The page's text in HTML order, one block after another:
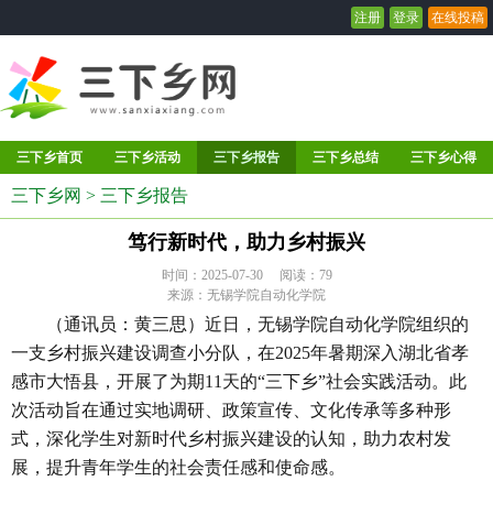
注册 登录 在线投稿
三下乡首页 三下乡活动 三下乡报告 三下乡总结 三下乡心得
三下乡网 > 三下乡报告
笃行新时代，助力乡村振兴
时间：2025-07-30 阅读： 79
来源：无锡学院自动化学院
（通讯员：黄三思）近日，无锡学院自动化学院组织的
一支乡村振兴建设调查小分队，在2025年暑期深入湖北省孝
感市大悟县，开展了为期11天的“三下乡”社会实践活动。此
次活动旨在通过实地调研、政策宣传、文化传承等多种形
式，深化学生对新时代乡村振兴建设的认知，助力农村发
展，提升青年学生的社会责任感和使命感。